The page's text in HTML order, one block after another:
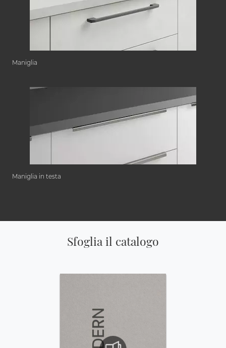
Maniglia
Maniglia in testa
Sfoglia il catalogo